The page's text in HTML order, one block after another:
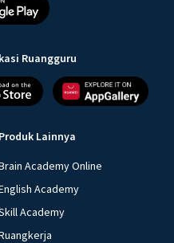
Ruangguru
Produk Lainnya
Academy Online
Academy
Academy